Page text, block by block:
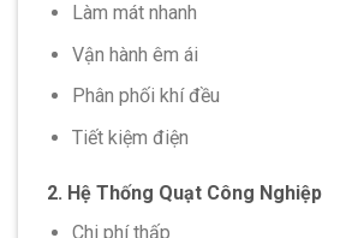
Làm mát nhanh
Vận hành êm ái
Phân phối khí đều
Tiết kiệm điện
2. Hệ Thống Quạt Công Nghiệp
Chi phí thấp